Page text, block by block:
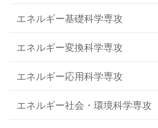
エネルギー基礎科学専攻
エネルギー変換科学専攻
エネルギー応用科学専攻
エネルギー社会・環境科学専攻